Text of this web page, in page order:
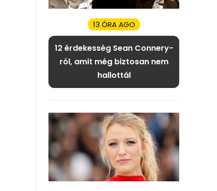
13 ÓRA AGO
12 érdekesség Sean Connery-
ról, amit még biztosan nem
hallottál